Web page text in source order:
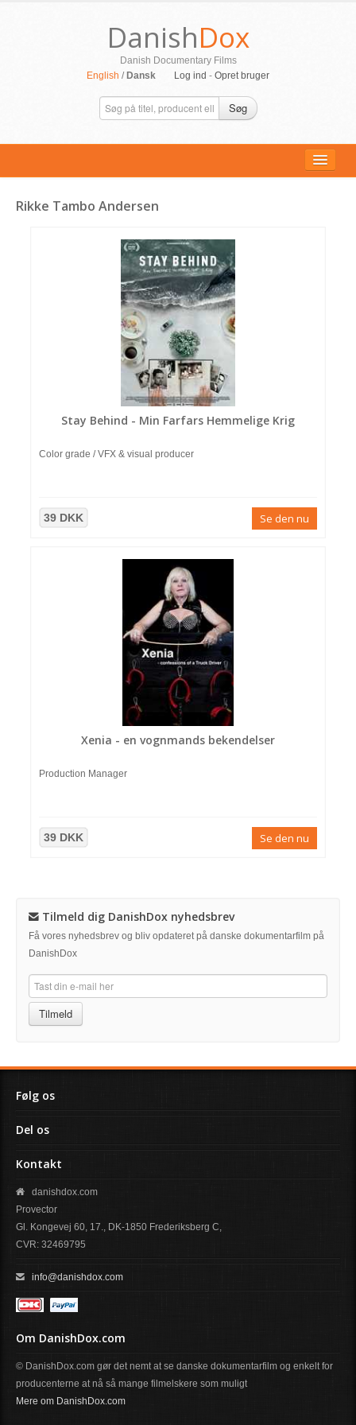
DanishDox
Danish Documentary Films
English / Dansk Log ind - Opret bruger
Søg
Rikke Tambo Andersen
Stay Behind - Min Farfars Hemmelige Krig
Color grade / VFX & visual producer
39 DKK Se den nu
Xenia - en vognmands bekendelser
Production Manager
39 DKK Se den nu
Tilmeld dig DanishDox nyhedsbrev
Få vores nyhedsbrev og bliv opdateret på danske dokumentarfilm på
DanishDox
Tilmeld
Følg os
Del os
Kontakt
danishdox.com
Provector
Gl. Kongevej 60, 17., DK-1850 Frederiksberg C,
CVR: 32469795
info@danishdox.com
Om DanishDox.com
© DanishDox.com gør det nemt at se danske dokumentarfilm og enkelt for
producenterne at nå så mange filmelskere som muligt
Mere om DanishDox.com